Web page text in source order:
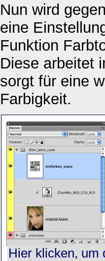
Nun wird
eine
Funktion
Diese arbeitet
sorgt für eine
Farbigkeit.
Hier klicken, um